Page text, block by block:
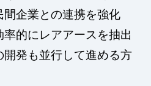
間企業との連携を強化
的にレアアースを抽出
発も並行して進める方